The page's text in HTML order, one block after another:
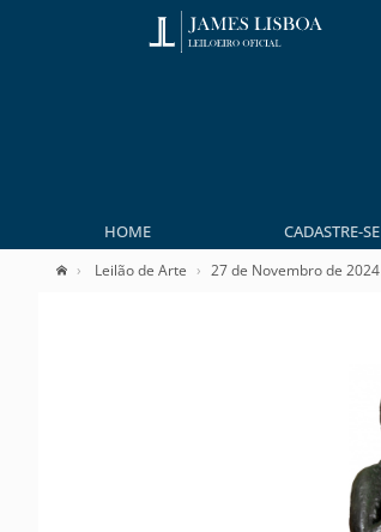
HOME CADASTRE-SE
Leilão de Arte 27 de Novembro de 2024